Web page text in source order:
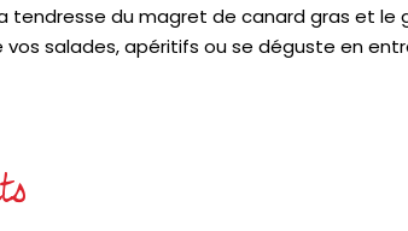
tendresse du magret de canard gras et
salades, apéritifs ou se déguste en